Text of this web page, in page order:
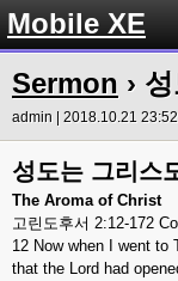
Mobile XE
Sermon ›
admin | 2018.10.21
성도는 그리스
The Aroma of Christ
고린도후서 2:12-172
12 Now when I went to
that the Lord had